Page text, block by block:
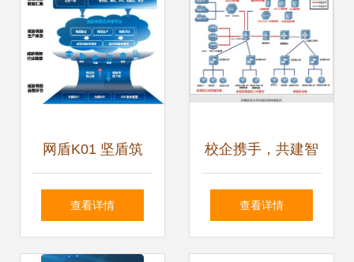
令人意外
网盾K01 坚盾筑
垒，共谱网络威胁
查看详情
校企携手，共建智
慧校园网络运营服
查看详情